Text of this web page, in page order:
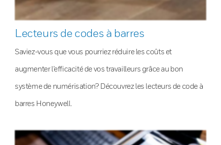
Lecteurs de codes à barres
Saviez-vous que vous pourriez réduire les coûts et
augmenter l’efficacité de vos travailleurs grâce au bon
système de numérisation? Découvrez les lecteurs de code à
barres Honeywell.